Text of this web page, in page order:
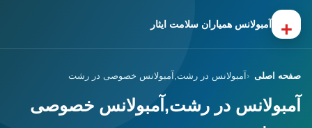
+ آمبولانس همیاران سلامت ایثار
صفحه اصلی آمبولانس در رشت,آمبولانس خصوصی در رشت
آمبولانس در رشت,آمبولانس خصوصی